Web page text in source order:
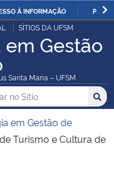
À INFORMAÇÃO
SÍTIOS DA UFSM
Gestão
Santa Maria – UFSM
no no Sítio
em Gestão de
Turismo e Cultura de